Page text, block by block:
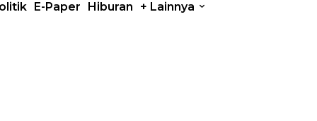
E-Paper Hiburan + Lainnya